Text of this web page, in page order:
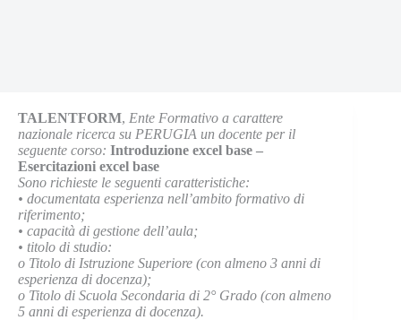
TALENTFORM, Ente Formativo a carattere
nazionale ricerca su PERUGIA un docente per il
seguente corso: Introduzione excel base –
Esercitazioni excel base
Sono richieste le seguenti caratteristiche:
• documentata esperienza nell’ambito formativo di
riferimento;
• capacità di gestione dell’aula;
• titolo di studio:
o Titolo di Istruzione Superiore (con almeno 3 anni di
esperienza di docenza);
o Titolo di Scuola Secondaria di 2° Grado (con almeno
5 anni di esperienza di docenza).